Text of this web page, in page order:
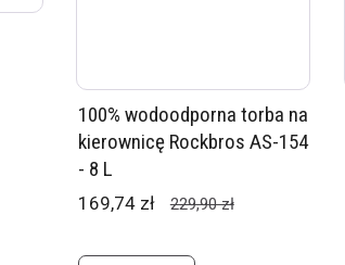
100% wodoodporna torba na
kierownicę Rockbros AS-154
- 8 L
169,74 zł 229,90 zł